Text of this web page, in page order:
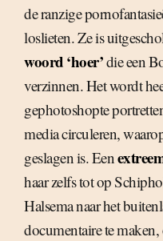
de ranzige
loslieten. Ze is
woord ‘hoer’die een
verzinnen. Het wordt
gephotoshopte
media circuleren,
geslagen is. Een
haar zelfs tot op
Halsema naar het
documentaire te